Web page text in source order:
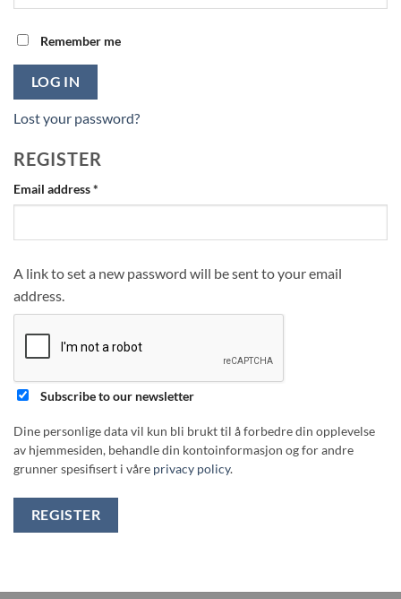
Remember me
LOG IN
Lost your password?
REGISTER
Email address*
A link to set a new password will be sent to your email
address.
Subscribe to our newsletter
Dine personlige data vil kun bli brukt til å forbedre din opplevelse
av hjemmesiden, behandle din kontoinformasjon og for andre
grunner spesifisert i våre privacy policy.
REGISTER